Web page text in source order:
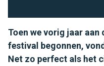
Toen we vorig jaar aan
festival begonnen,
Net zo perfect als het